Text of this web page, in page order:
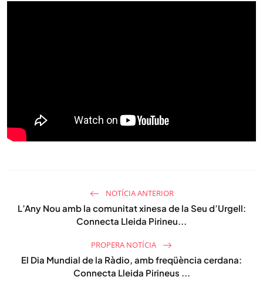
NOTÍCIA ANTERIOR
L’Any Nou amb la comunitat xinesa de la Seu d’Urgell:
Connecta Lleida Pirineu...
PROPERA NOTÍCIA
El Dia Mundial de la Ràdio, amb freqüència cerdana:
Connecta Lleida Pirineus ...